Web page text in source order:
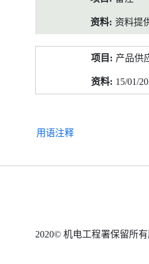
资料提
产品供
15/01/
用语注释
2020© 机电工程署保留所有